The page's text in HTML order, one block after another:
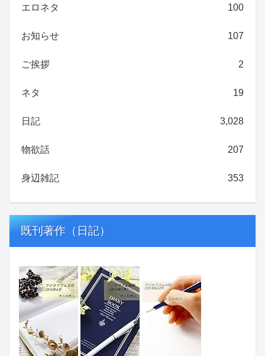
エロネタ 100
お知らせ 107
ご挨拶 2
ネタ 19
日記 3,028
物欲話 207
身辺雑記 353
既刊著作（日記）